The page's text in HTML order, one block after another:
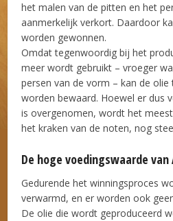
het malen van de pitten en het
aanmerkelijk verkort. Daardoor
worden gewonnen.
Omdat tegenwoordig bij het
meer wordt gebruikt – vroeger
persen van de vorm – kan de
worden bewaard. Hoewel er dus
is overgenomen, wordt het
het kraken van de noten, nog
De hoge voedingswaarde van
Gedurende het winningsproces
verwarmd, en er worden ook
De olie die wordt geproduceerd